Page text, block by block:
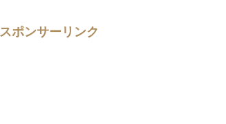
スポンサーリンク